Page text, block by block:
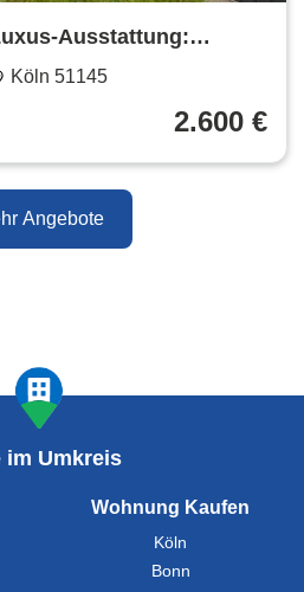
Ausstattung:
Stellplatz
Köln 51145
2.600 €
Angebote
im Umkreis
Wohnung Kaufen
Köln
Bonn